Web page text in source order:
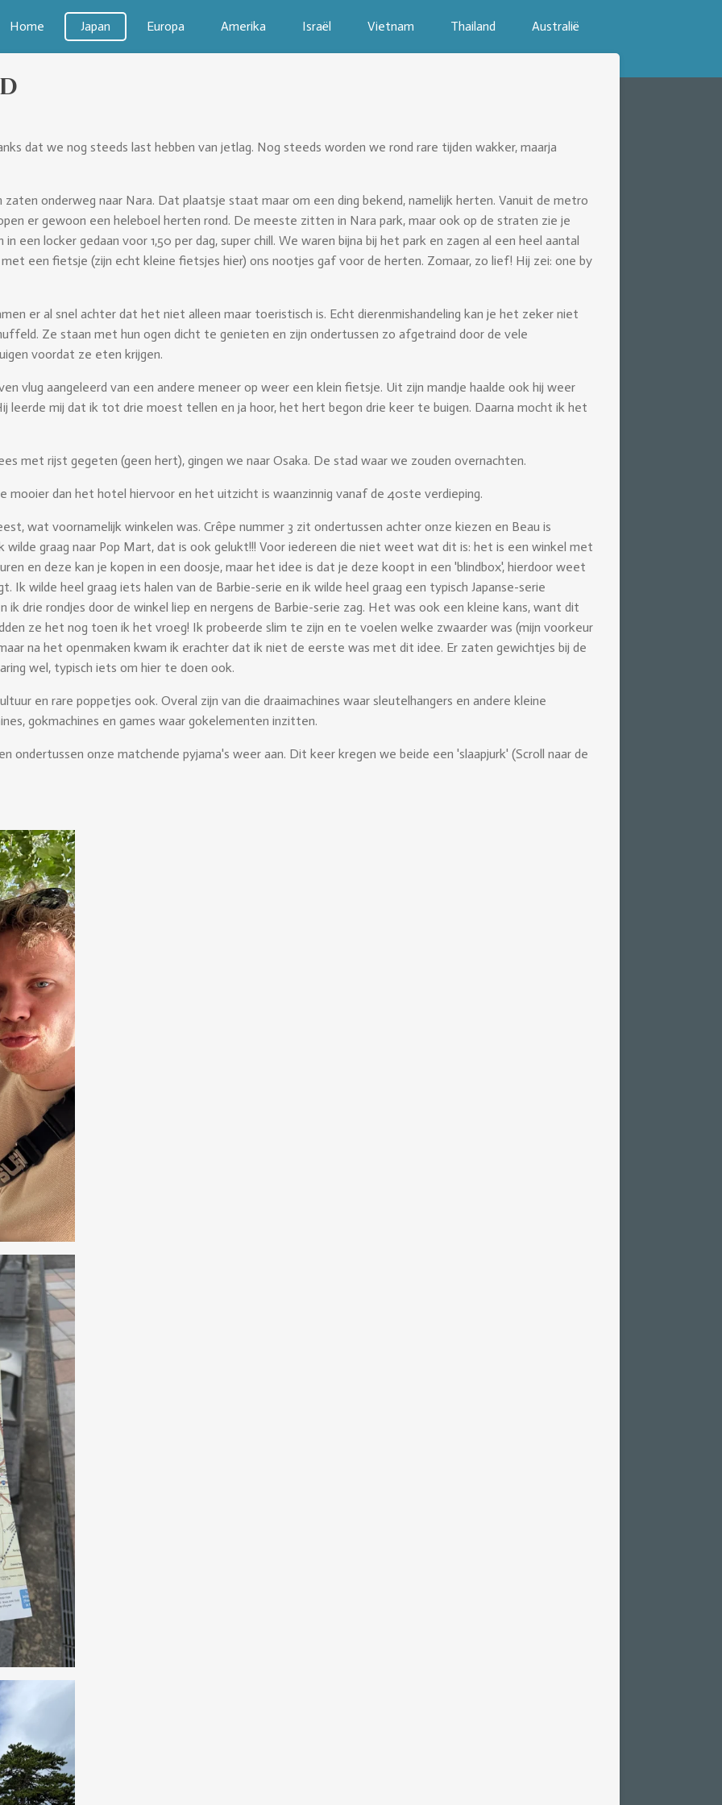
Home Japan Europa Amerika Israël Vietnam Thailand Australië
dat we nog steeds last hebben van jetlag. Nog steeds worden we rond rare tijden wakker, maarja
onderweg naar Nara. Dat plaatsje staat maar om een ding bekend, namelijk herten. Vanuit de metro
er gewoon een heleboel herten rond. De meeste zitten in Nara park, maar ook op de straten zie je
een locker gedaan voor 1,50 per dag, super chill. We waren bijna bij het park en zagen al een heel aantal
een fietsje (zijn echt kleine fietsjes hier) ons nootjes gaf voor de herten. Zomaar, zo lief! Hij zei: one by
er al snel achter dat het niet alleen maar toeristisch is. Echt dierenmishandeling kan je het zeker niet
Ze staan met hun ogen dicht te genieten en zijn ondertussen zo afgetraind door de vele
voordat ze eten krijgen.
vlug aangeleerd van een andere meneer op weer een klein fietsje. Uit zijn mandje haalde ook hij weer
leerde mij dat ik tot drie moest tellen en ja hoor, het hert begon drie keer te buigen. Daarna mocht ik het
met rijst gegeten (geen hert), gingen we naar Osaka. De stad waar we zouden overnachten.
mooier dan het hotel hiervoor en het uitzicht is waanzinnig vanaf de 40ste verdieping.
wat voornamelijk winkelen was. Crêpe nummer 3 zit ondertussen achter onze kiezen en Beau is
wilde graag naar Pop Mart, dat is ook gelukt!!! Voor iedereen die niet weet wat dit is: het is een winkel met
en deze kan je kopen in een doosje, maar het idee is dat je deze koopt in een 'blindbox', hierdoor weet
Ik wilde heel graag iets halen van de Barbie-serie en ik wilde heel graag een typisch Japanse-serie
ik drie rondjes door de winkel liep en nergens de Barbie-serie zag. Het was ook een kleine kans, want dit
ze het nog toen ik het vroeg! Ik probeerde slim te zijn en te voelen welke zwaarder was (mijn voorkeur
na het openmaken kwam ik erachter dat ik niet de eerste was met dit idee. Er zaten gewichtjes bij de
wel, typisch iets om hier te doen ook.
en rare poppetjes ook. Overal zijn van die draaimachines waar sleutelhangers en andere kleine
gokmachines en games waar gokelementen inzitten.
ondertussen onze matchende pyjama's weer aan. Dit keer kregen we beide een 'slaapjurk' (Scroll naar de